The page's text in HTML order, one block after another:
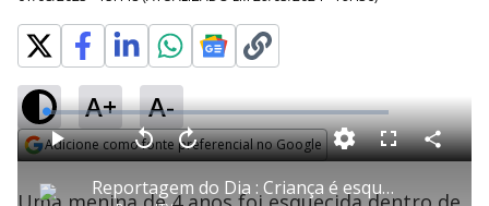
A+ A-
Adicione como fonte preferencial no Google
Reportagem do Dia : Criança é esquecida dentro de van escolar por quatro horas
P V
l
t
a
A
n
L
o
a
d
e
:
1
.
F
l
s
C
o